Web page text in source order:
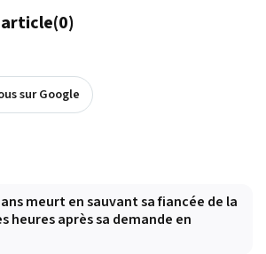
(0)
sur Google
meurt en sauvant sa fiancée de la
heures après sa demande en